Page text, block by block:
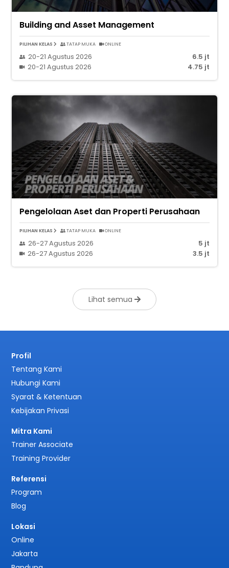
Building and Asset Management
PILIHAN KELAS TATAP MUKA ONLINE
20-21 Agustus 2026
6.5 jt
20-21 Agustus 2026
4.75 jt
Pengelolaan Aset dan Properti Perusahaan
PILIHAN KELAS TATAP MUKA ONLINE
26-27 Agustus 2026
5 jt
26-27 Agustus 2026
3.5 jt
Lihat semua
Profil
Tentang Kami
Hubungi Kami
Syarat & Ketentuan
Kebijakan Privasi
Mitra Kami
Trainer Associate
Training Provider
Referensi
Program
Blog
Lokasi
Online
Jakarta